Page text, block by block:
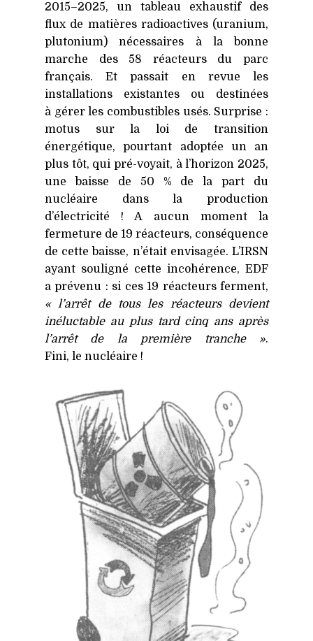
2015–2025, un tableau exhaustif des
flux de matières radioactives (uranium,
plutonium) nécessaires à la bonne
marche des 58 réacteurs du parc
français. Et passait en revue les
installations existantes ou destinées
à gérer les combustibles usés. Surprise :
motus sur la loi de transition
énergétique, pourtant adoptée un an
plus tôt, qui pré-voyait, à l’horizon 2025,
une baisse de 50 % de la part du
nucléaire dans la production
d’électricité ! A aucun moment la
fermeture de 19 réacteurs, conséquence
de cette baisse, n’était envisagée. L’IRSN
ayant souligné cette incohérence, EDF
a prévenu : si ces 19 réacteurs ferment,
« l’arrêt de tous les réacteurs devient
inéluctable au plus tard cinq ans après
l’arrêt de la première tranche ».
Fini, le nucléaire !